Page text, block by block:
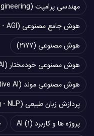
مهندسی پرامپت (Prompt Engineering)
هوش جامع مصنوعی (Artificial General Intelligence - AGI)
هوش مصنوعی (2177)
هوش مصنوعی خودمختار (Autonomous AI)
هوش مصنوعی مولد (Generative AI)
پردازش زبان طبیعی (Natural Language Processing - NLP)
پروژه ها و کاربرد AI (1)